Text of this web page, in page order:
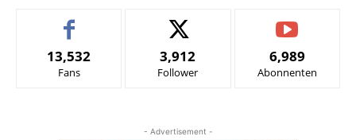
13,532
Fans
3,912
Follower
6,989
Abonnenten
- Advertisement -